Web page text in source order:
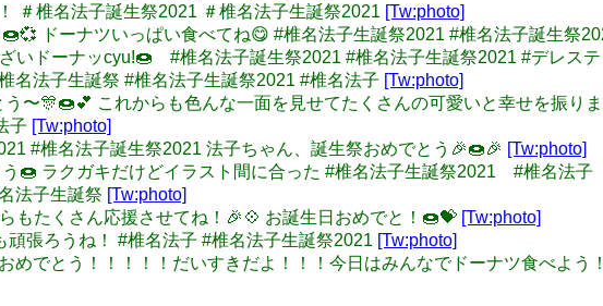
＃椎名法子誕生祭2021 ＃椎名法子生誕祭2021 [Tw:photo]
ドーナツいっぱい食べてね😋 #椎名法子生誕祭2021 #椎名法子誕生祭
いドーナッcyu!🍩 #椎名法子誕生祭2021 #椎名法子生誕祭2021 #デレステ
名法子生誕祭 #椎名法子生誕祭2021 #椎名法子 [Tw:photo]
〜🎊🍩💕 これからも色んな一面を見せてたくさんの可愛いと幸せを振り
子 [Tw:photo]
#椎名法子誕生祭2021 法子ちゃん、誕生祭おめでとう🎉🍩🎉 [Tw:photo]
う🍩 ラクガキだけどイラスト間に合った #椎名法子生誕祭2021 #椎名法
法子生誕祭 [Tw:photo]
もたくさん応援させてね！🎉💠 お誕生日おめでと！🍩💝 [Tw:photo]
張ろうね！ #椎名法子 #椎名法子生誕祭2021 [Tw:photo]
めでとう！！！！！だいすきだよ！！！今日はみんなでドーナツ食べよう